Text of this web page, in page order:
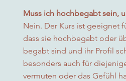
Muss ich hochbegabt sein,
Nein. Der Kurs ist geeignet
dass sie hochbegabt oder
begabt sind und ihr Profil
besonders auch für
vermuten oder das Gefühl